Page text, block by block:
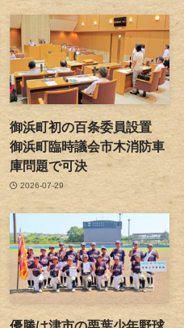
御浜町初の百条委員設置
御浜町臨時議会市木消防車
庫問題で可決
2026-07-29